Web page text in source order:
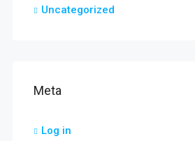
Uncategorized
Meta
Log in